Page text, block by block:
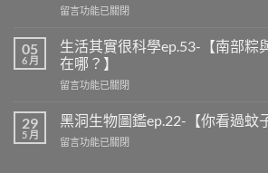
留言功能已關閉
05
6 月
生活其實很科學ep.53-【南部粽
在哪？】
留言功能已關閉
29
5 月
黑洞生物圖鑑ep.22-【你看過蚊
留言功能已關閉